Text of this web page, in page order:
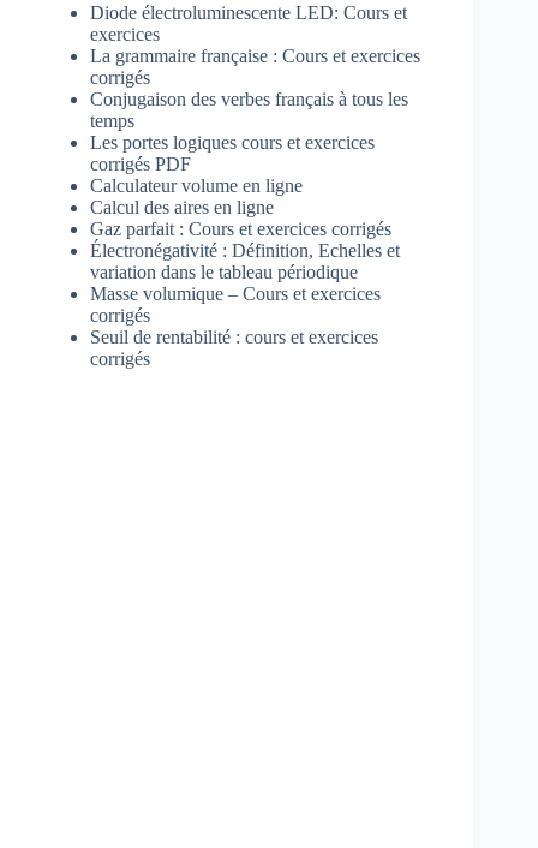
Diode électroluminescente LED: Cours et
exercices
La grammaire française : Cours et exercices
corrigés
Conjugaison des verbes français à tous les
temps
Les portes logiques cours et exercices
corrigés PDF
Calculateur volume en ligne
Calcul des aires en ligne
Gaz parfait : Cours et exercices corrigés
Électronégativité : Définition, Echelles et
variation dans le tableau périodique
Masse volumique – Cours et exercices
corrigés
Seuil de rentabilité : cours et exercices
corrigés